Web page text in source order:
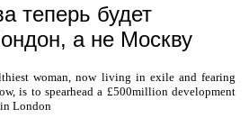
теперь будет
а не Москву